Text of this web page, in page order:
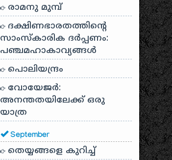
രാമനു മുമ്പ്
ദക്ഷിണഭാരതത്തിൻ്റെ
സാംസ്കാരിക ദർപ്പണം:
പഞ്ചമഹാകാവ്യങ്ങൾ
പൊലിയന്ദ്രം
വോയേജർ:
അനന്തതയിലേക്ക് ഒരു
യാത്ര
September
തെയ്യങ്ങളെ കുറിച്ച്